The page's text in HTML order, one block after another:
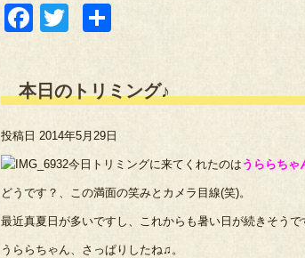
Facebook
Twitter
本日のトリミング♪
投稿日 2014年5月29日
今日トリミングに来てくれたのは うららちゃ
どうです？、この満面の笑みとカメラ目線(笑)。
最近真夏日が多いですし、これからも暑い日が続きそうで
うららちゃん、さっぱりしたね♫。